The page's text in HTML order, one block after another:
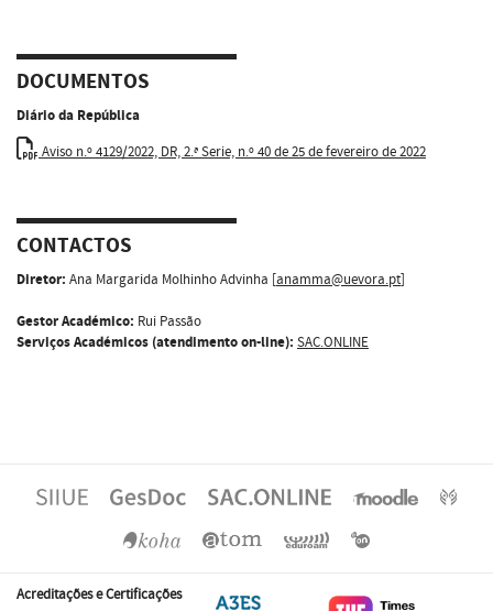
DOCUMENTOS
Diário da República
Aviso n.º 4129/2022, DR, 2.ª Serie, n.º 40 de 25 de fevereiro de 2022
CONTACTOS
Diretor: Ana Margarida Molhinho Advinha [anamma@uevora.pt]
Gestor Académico: Rui Passão
Serviços Académicos (atendimento on-line): SAC.ONLINE
Acreditações e Certificações